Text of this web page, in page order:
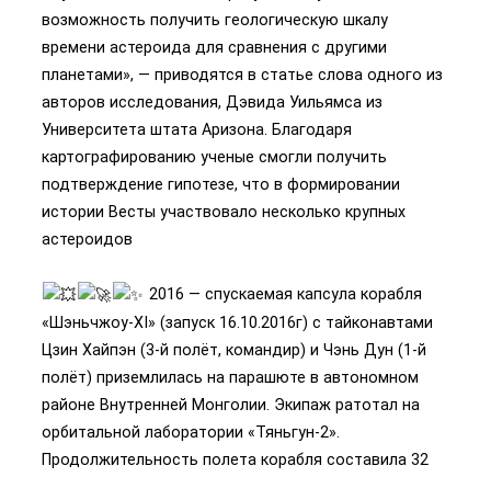
возможность получить геологическую шкалу
времени астероида для сравнения с другими
планетами», — приводятся в статье слова одного из
авторов исследования, Дэвида Уильямса из
Университета штата Аризона. Благодаря
картографированию ученые смогли получить
подтверждение гипотезе, что в формировании
истории Весты участвовало несколько крупных
астероидов
2016 — спускаемая капсула корабля
«Шэньчжоу-XI» (запуск 16.10.2016г) с тайконавтами
Цзин Хайпэн (3-й полёт, командир) и Чэнь Дун (1-й
полёт) приземлилась на парашюте в автономном
районе Внутренней Монголии. Экипаж ратотал на
орбитальной лаборатории «Тяньгун-2».
Продолжительность полета корабля составила 32